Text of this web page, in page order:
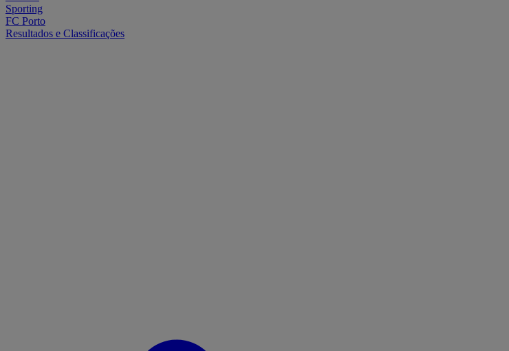
Sporting
FC Porto
Resultados e Classificações